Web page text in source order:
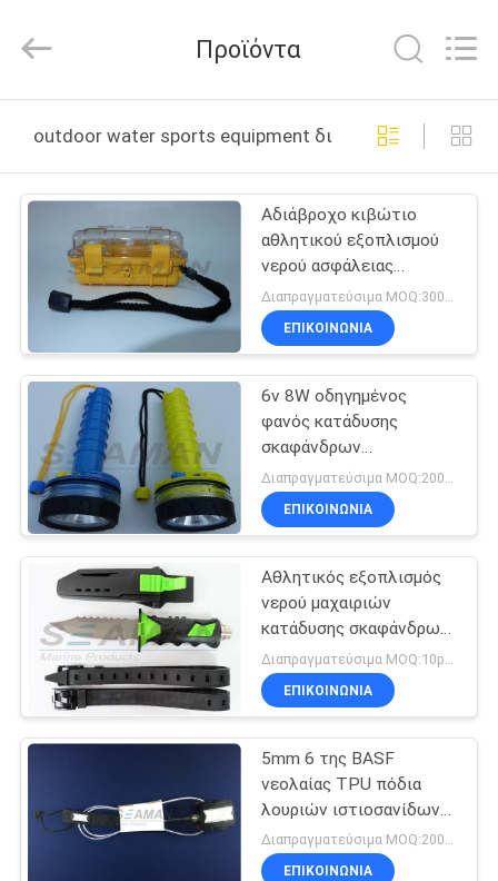
ΠΡΟΪΌΝΤΑ
ΒΊΝΤΕΟ
ΕΜΕΊΣ
ΓΎΡΟΣ
ΕΡΓΟΣΤΑΣΊΩΝ
ΠΟΙΟΤΙΚΌΣ
ΈΛΕΓΧΟΣ
COMPANY
NEWS
PRIVACY
Marine
Co.,Ltd..
Reserved.
Προϊόντα
outdoor water sports equipment διαδικτυακή
Αδιάβροχο κιβώτιο
αθλητικού εξοπλισμού
νερού ασφάλειας
μικροϋπολογιστών ξηρό
για την κατάδυση IP67
Διαπραγματεύσιμα MOQ:300PCS
ΕΠΙΚΟΙΝΩΝΙΑ
6v 8W οδηγημένος
φανός κατάδυσης
σκαφάνδρων
εξοπλισμού 820
μονάδων λούμεν
αθλητισμού νερού cree
ΕΠΙΚΟΙΝΩΝΙΑ
Αθλητικός εξοπλισμός
νερού μαχαιριών
κατάδυσης σκαφάνδρων
τιτανίου με τη θήκη και
τα λουριά
ΕΠΙΚΟΙΝΩΝΙΑ
5mm 6 της BASF
νεολαίας TPU πόδια
λουριών ιστιοσανίδων/
αθλητικός εξοπλισμός
νερού
Διαπραγματεύσιμα MOQ:200pcs
ΕΠΙΚΟΙΝΩΝΙΑ